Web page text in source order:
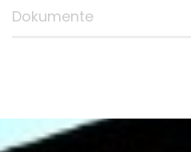
Dokumente